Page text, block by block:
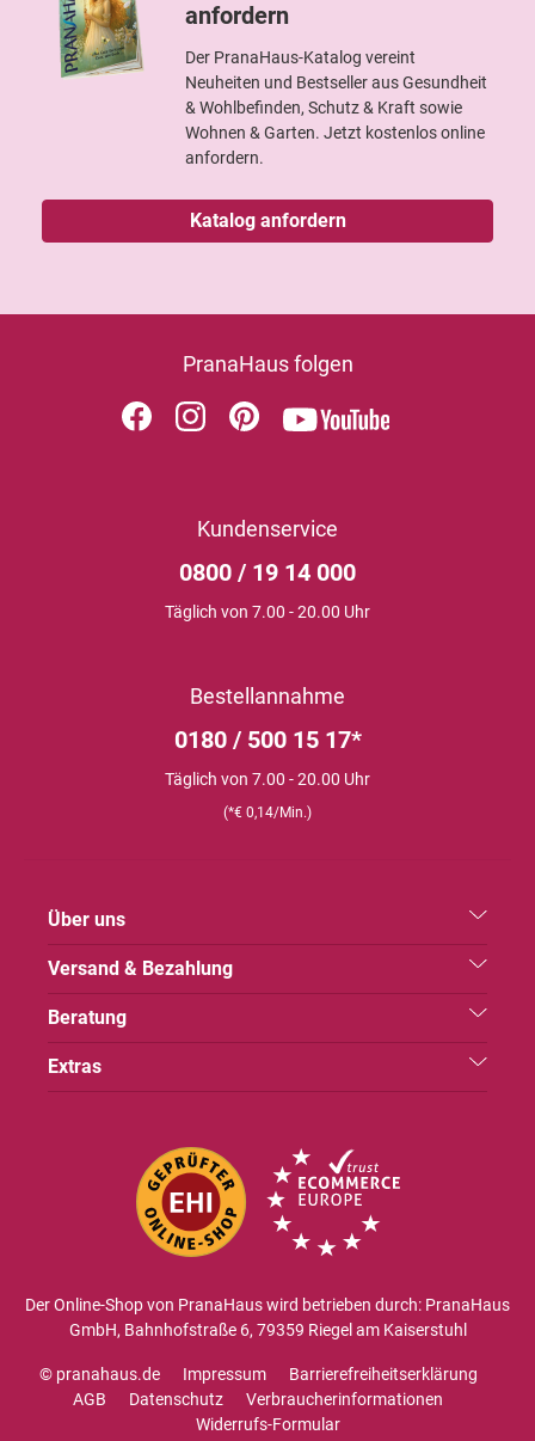
anfordern
Der PranaHaus-Katalog vereint
Neuheiten und Bestseller aus Gesundheit
& Wohlbefinden, Schutz & Kraft sowie
Wohnen & Garten. Jetzt kostenlos online
anfordern.
Katalog anfordern
PranaHaus folgen
Kundenservice
0800 / 19 14 000
Täglich von 7.00 - 20.00 Uhr
Bestellannahme
0180 / 500 15 17*
Täglich von 7.00 - 20.00 Uhr
(*€ 0,14/Min.)
Über uns
Versand & Bezahlung
Beratung
Extras
Der Online-Shop von PranaHaus wird betrieben durch: PranaHaus
GmbH, Bahnhofstraße 6, 79359 Riegel am Kaiserstuhl
© pranahaus.de Impressum
Barrierefreiheitserklärung
AGB
Datenschutz
Verbraucherinformationen
Widerrufs-Formular